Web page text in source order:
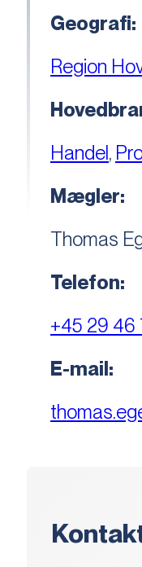
Geografi:
Region
Handel,
Mægler:
Thomas
Telefon:
+45 29 46
E-mail: